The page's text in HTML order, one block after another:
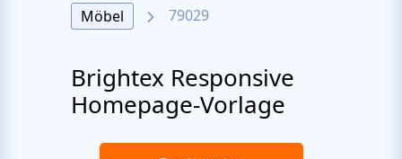
Möbel
79029
Brightex Responsive
Homepage-Vorlage